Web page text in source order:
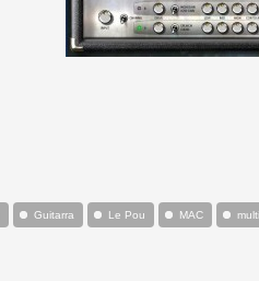
Guitarra Le Pou MAC